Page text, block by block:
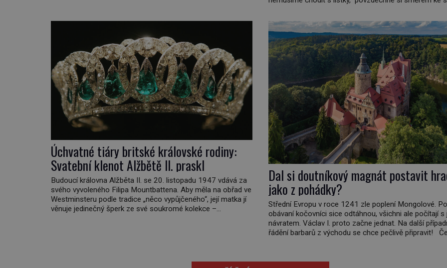
republiky fungoval kvůli nedostatku zboží přídělový
Úchvatné tiáry britské královské rodiny:
Svatební klenot Alžbětě II. praskl
Budoucí královna Alžběta II. se 20. listopadu 1947 vdává za
svého vyvoleného Filipa Mountbattena. Aby měla na obřad ve
Westminsteru podle tradice „něco vypůjčeného“, její matka jí
věnuje jedinečný šperk ze své soukromé kolekce –
Dal si doutníkový magnát postavit
jako z pohádky?
Střední Evropu v roce 1241 zle poplení Mongolové.
obávaní kočovníci sice odtáhnou, všichni ale počítají s
návratem. Václav I. proto začne jednat. Na další
řádění barbarů z východu se chce pečlivě připravit!
hranici. Na […]